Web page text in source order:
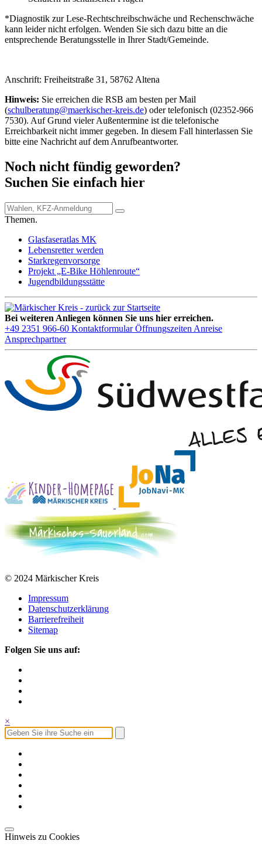
*Diagnostik zur Lese-Rechtschreibschwäche und Rechenschwäche
kann leider nicht erfolgen. Wenden Sie sich dazu bitte an die
entsprechende Beratungsstelle in Ihrer Stadt/Gemeinde.
Anschrift: Freiheitstraße 31, 58762 Altena
Hinweis: Sie erreichen die RSB am besten per Mail
(schulberatung@​maerkischer-kreis.de) oder telefonisch (02352-966
7530). Auf Grund vieler Außentermine ist die telefonische
Erreichbarkeit nicht immer gegeben. In diesem Fall hinterlassen Sie
bitte eine Nachricht auf dem Anrufbeantworter.
Noch nicht fündig geworden?
Suchen Sie einfach hier
Themen.
Glasfaseratlas MK
Lebensretter werden
Starkregenvorsorge
Projekt „E-Bike Höhlenroute“
Jugendbildungsstätte
Bei weiteren Anliegen können Sie uns hier erreichen.
+49 2351 966-60 Kontaktformular Öffnungszeiten Anreise
Ansprechpartner
© 2024 Märkischer Kreis
Impressum
Datenschutzerklärung
Barrierefreiheit
Sitemap
Folgen Sie uns auf:
×
Hinweis zu Cookies